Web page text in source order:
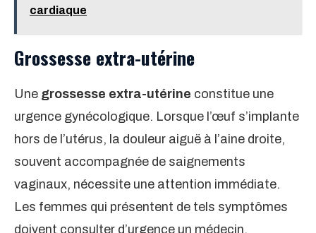
cardiaque
Grossesse extra-utérine
Une grossesse extra-utérine constitue une
urgence gynécologique. Lorsque l’œuf s’implante
hors de l’utérus, la douleur aiguë à l’aine droite,
souvent accompagnée de saignements
vaginaux, nécessite une attention immédiate.
Les femmes qui présentent de tels symptômes
doivent consulter d’urgence un médecin.